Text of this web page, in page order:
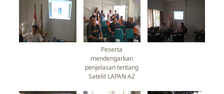
Peserta
mendengarkan
penjelasan tentang
Satelit LAPAN A2